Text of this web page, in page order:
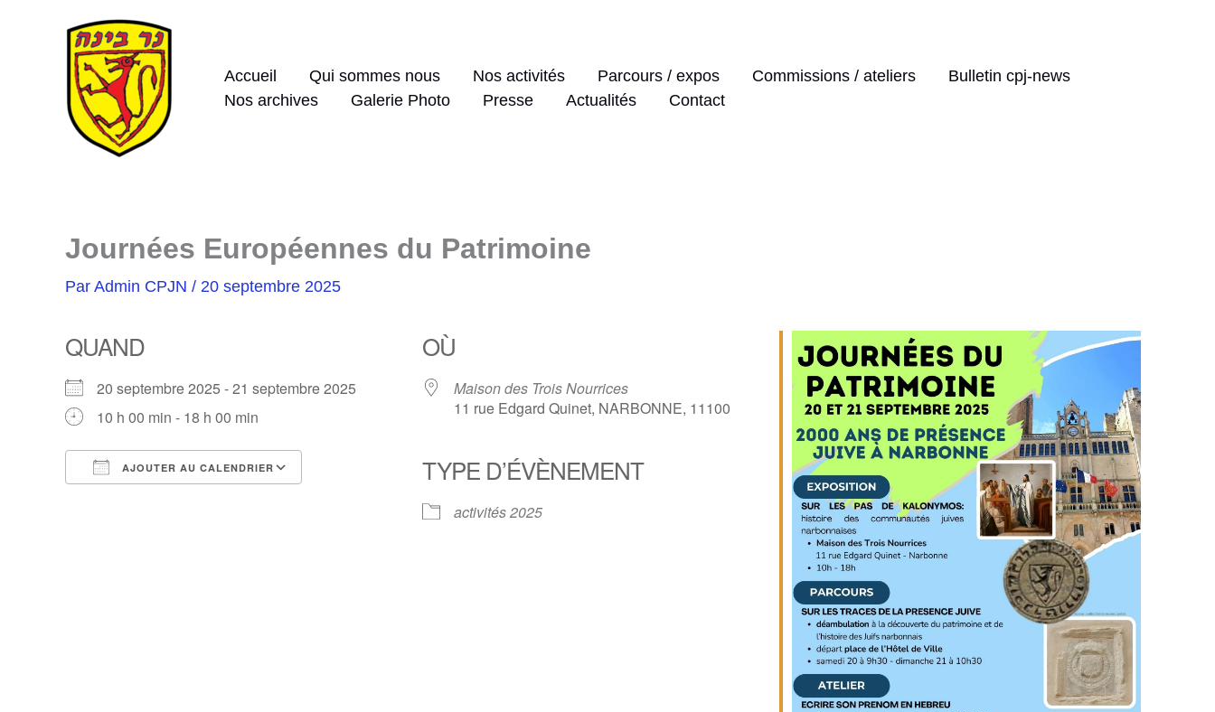
Accueil
Qui sommes nous Nos activités Parcours / expos Commissions / ateliers
Bulletin cpj-news
Nos archives
Galerie Photo Presse Actualités Contact
Journées Européennes du Patrimoine
Par Admin CPJN / 20 septembre 2025
QUAND
20 septembre 2025 - 21 septembre 2025
10 h 00 min - 18 h 00 min
AJOUTER AU CALENDRIER
OÙ
Maison des Trois Nourrices
11 rue Edgard Quinet, NARBONNE, 11100
TYPE D’ÉVÈNEMENT
activités 2025